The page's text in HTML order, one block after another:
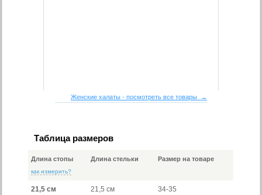
Женские халаты - посмотреть все товары →
Таблица размеров
Длина стопы
как измерить?
Длина стельки Размер на товаре
21,5 см 21,5 см 34-35